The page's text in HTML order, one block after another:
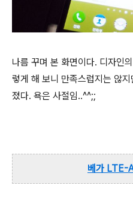
나름 꾸며 본 화면이다. 디자인
렇게 해 보니 만족스럽지는 않
졌다. 욕은 사절임..^^;;
베가 LTE-